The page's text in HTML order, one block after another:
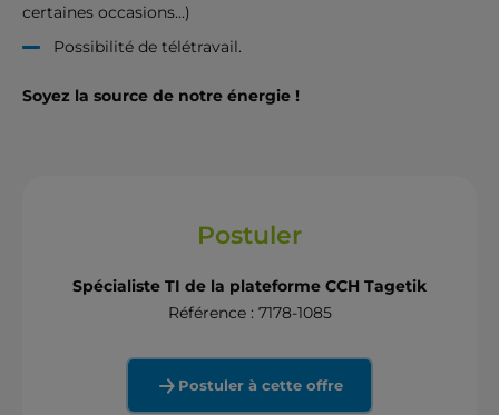
certaines occasions…)
Possibilité de télétravail.
Soyez la source de notre énergie !
Postuler
Spécialiste TI de la plateforme CCH Tagetik
Référence : 7178-1085
Postuler à cette offre